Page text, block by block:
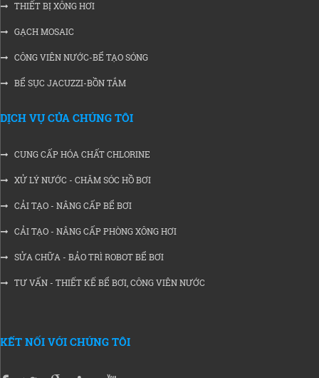
THIẾT BỊ XÔNG HƠI
GẠCH MOSAIC
CÔNG VIÊN NƯỚC-BỂ TẠO SÓNG
BỂ SỤC JACUZZI-BỒN TẮM
DỊCH VỤ CỦA CHÚNG TÔI
CUNG CẤP HÓA CHẤT CHLORINE
XỬ LÝ NƯỚC - CHĂM SÓC HỒ BƠI
CẢI TẠO - NÂNG CẤP BỂ BƠI
CẢI TẠO - NÂNG CẤP PHÒNG XÔNG HƠI
SỬA CHỮA - BẢO TRÌ ROBOT BỂ BƠI
TƯ VẤN - THIẾT KẾ BỂ BƠI, CÔNG VIÊN NƯỚC
KẾT NỐI VỚI CHÚNG TÔI